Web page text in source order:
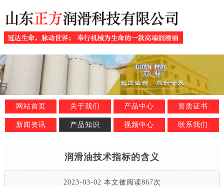
网站首页 关于我们 产品中心 资质证书
新闻资讯 产品知识 视频中心 联系我们
润滑油技术指标的含义
2023-03-02 本文被阅读867次